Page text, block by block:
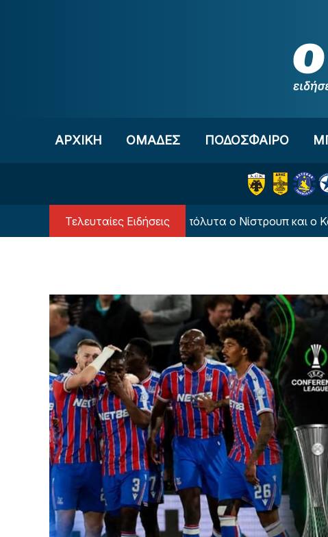
ΑΡΧΙΚΗ OΜΑΔΕΣ ΠΟΔΟΣΦΑΙΡΟ
Τελευταίες Ειδήσεις
«Με έπεισαν απόλυτα ο Νίστρουπ και ο Κοτσόλης»